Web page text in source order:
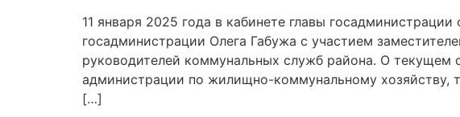
11 января 2025 года в кабинете главы
госадминистрации Олега Габужа с участием
руководителей коммунальных служб района. О текущем
администрации по жилищно-коммунальному хозяйству,
[…]